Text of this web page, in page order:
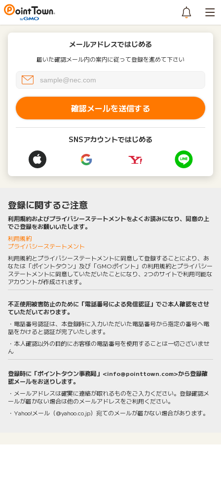
メールアドレスではじめる
届いた確認メール内の案内に従って登録を進めて下さい
確認メールを送信する
SNSアカウントではじめる
登録に関するご注意
利用規約およびプライバシーステートメントをよくお読みになり、同意の上
でご登録をお願いいたします。
利用規約
プライバシーステートメント
利用規約とプライバシーステートメントに同意して登録することにより、あ
なたは「ポイントタウン」及び「GMOポイント」の利用規約とプライバシー
ステートメントに同意していただいたことになり、2つのサイトで利用可能な
アカウントが作成されます。
不正使用被害防止のために「電話番号による発信認証」でご本人確認をさせ
ていただいております。
・電話番号認証は、本登録時に入力いただいた電話番号から指定の番号へ電
話をかけると認証が完了いたします。
・本人確認以外の目的にお客様の電話番号を使用することは一切ございませ
ん
登録時に「ポイントタウン事務局」<info@pointtown.com>から登録確
認メールをお送りします。
・メールアドレスは確実に連絡が取れるものをご入力ください。登録確認メ
ールが届かない場合は他のメールアドレスをご利用ください。
・Yahoo!メール（@yahoo.co.jp）宛てのメールが届かない場合があります。